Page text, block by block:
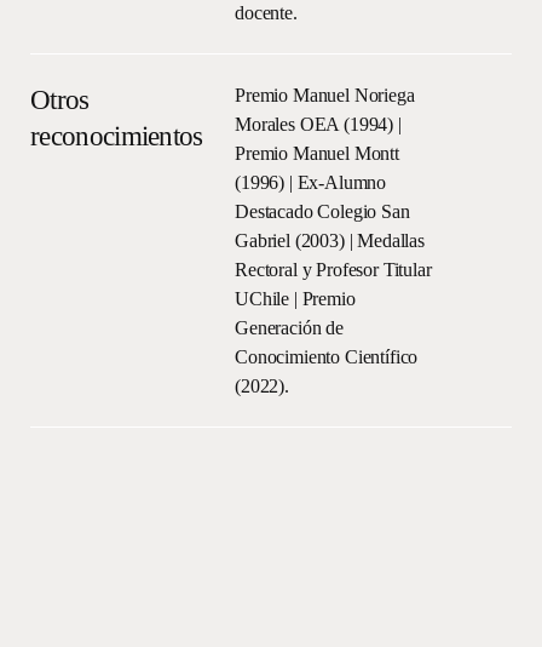
docente.
Otros
reconocimientos
Premio Manuel Noriega
Morales OEA (1994) |
Premio Manuel Montt
(1996) | Ex-Alumno
Destacado Colegio San
Gabriel (2003) | Medallas
Rectoral y Profesor Titular
UChile | Premio
Generación de
Conocimiento Científico
(2022).